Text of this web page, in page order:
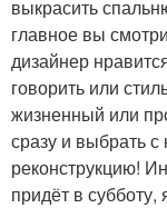
выкрасить
главное вы
дизайнер
говорить или
жизненный или
сразу и выбрать с
реконструкцию!
придёт в субботу,